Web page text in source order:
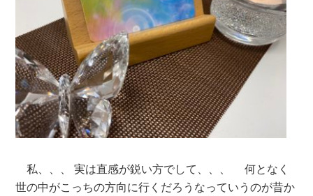
私、、、 実は直感が鋭い方でして、、、 何となく
世の中がこっちの方向に行くだろうなっていうのが昔か